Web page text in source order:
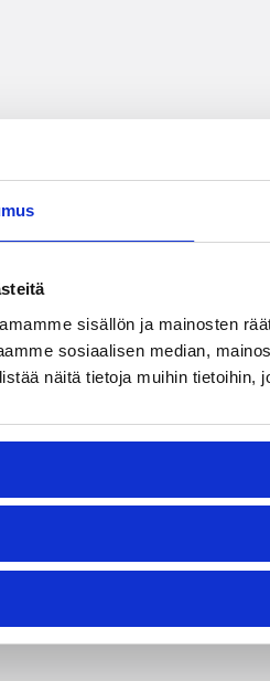
sisällön ja mainosten
sosiaalisen median,
näitä tietoja muihin tietoihin,